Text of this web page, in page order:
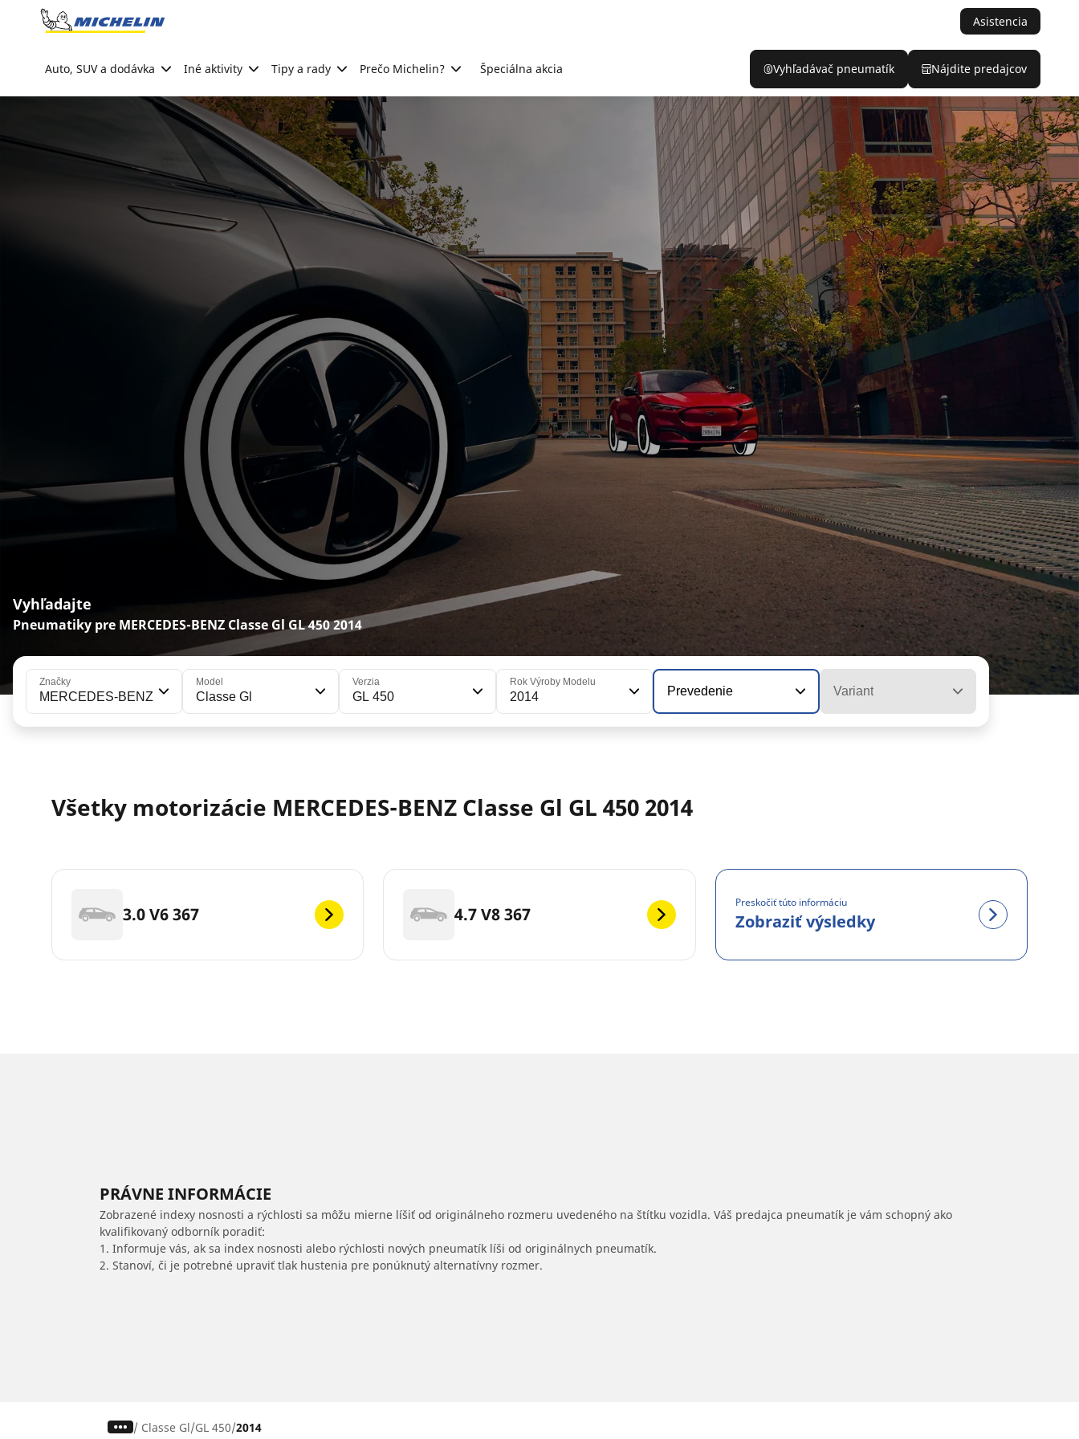
Go to page content
Asistencia
Auto, SUV a dodávka Iné aktivity Tipy a rady Prečo Michelin? Špeciálna akcia Vyhľadávač pneumatík Nájdite predajcov
Vyhľadajte
Pneumatiky pre MERCEDES-BENZ Classe Gl GL 450 2014
Značky
MERCEDES-BENZ
Model
Classe Gl
Verzia
GL 450
Rok Výroby Modelu
2014 Prevedenie Variant
Všetky motorizácie MERCEDES-BENZ Classe Gl GL 450 2014
3.0 V6 367 4.7 V8 367
Preskočiť túto informáciu
Zobraziť výsledky
PRÁVNE INFORMÁCIE
Zobrazené indexy nosnosti a rýchlosti sa môžu mierne líšiť od originálneho rozmeru uvedeného na štítku vozidla. Váš predajca pneumatík je vám schopný ako
kvalifikovaný odborník poradiť:
1. Informuje vás, ak sa index nosnosti alebo rýchlosti nových pneumatík líši od originálnych pneumatík.
2. Stanoví, či je potrebné upraviť tlak hustenia pre ponúknutý alternatívny rozmer.
/ Classe Gl GL 450 2014